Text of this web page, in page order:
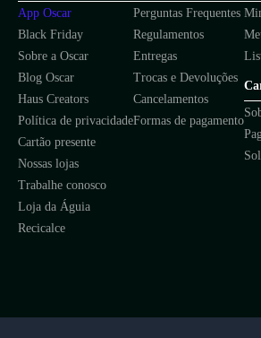
App Oscar
Black Friday
Sobre a Oscar
Blog Oscar
Haus Creators
Política de privacidade
Cartão presente
Nossas lojas
Trabalhe conosco
Loja da Águia
Recicalce
Perguntas Frequentes
Regulamentos
Entregas
Trocas e Devoluções
Cancelamentos
Formas de pagamento